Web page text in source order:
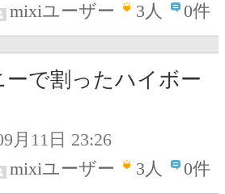
mixiユーザー
3人 0件
ーで割ったハイボー
月11日 23:26
mixiユーザー
3人 0件